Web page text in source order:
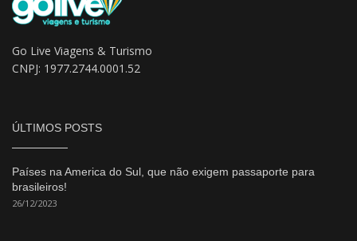
Go Live Viagens & Turismo
CNPJ: 1977.2744.0001.52
ÚLTIMOS POSTS
Países na America do Sul, que não exigem passaporte para
brasileiros!
26/12/2023